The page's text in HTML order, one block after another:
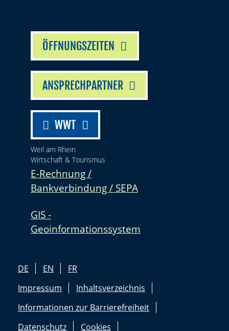
ÖFFNUNGSZEITEN
ANSPRECHPARTNER
WWT
Weil am Rhein
Wirtschaft & Tourismus
E-Rechnung /
Bankverbindung / SEPA
GIS -
Geoinformationssystem
DE EN
FR
Impressum
Inhaltsverzeichnis
Informationen zur Barrierefreiheit
Datenschutz
Cookies